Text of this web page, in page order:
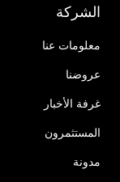
الشركة
معلومات عنا
عروضنا
غرفة الأخبار
المستثمرون
مدونة